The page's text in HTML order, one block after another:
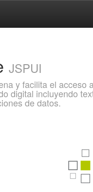
JSPUI
y facilita el acceso
digital incluyendo
de datos.